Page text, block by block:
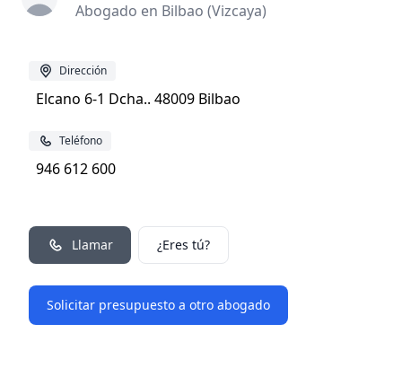
Abogado en Bilbao (Vizcaya)
Dirección
Elcano 6-1 Dcha.. 48009 Bilbao
Teléfono
946 612 600
Llamar ¿Eres tú?
Solicitar presupuesto a otro abogado